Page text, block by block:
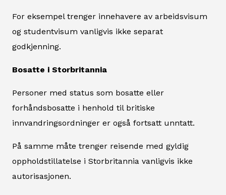
For eksempel trenger innehavere av arbeidsvisum
og studentvisum vanligvis ikke separat
godkjenning.
Bosatte i Storbritannia
Personer med status som bosatte eller
forhåndsbosatte i henhold til britiske
innvandringsordninger er også fortsatt unntatt.
På samme måte trenger reisende med gyldig
oppholdstillatelse i Storbritannia vanligvis ikke
autorisasjonen.